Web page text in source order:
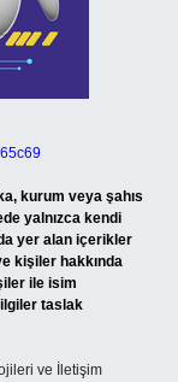
kurum veya şahıs
yalnızca kendi
yer alan içerikler
kişiler hakkında
ile isim
taslak
ve İletişim